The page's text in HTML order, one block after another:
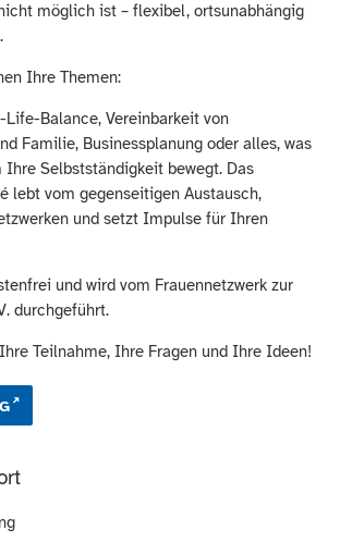
möglich ist – flexibel, ortsunabhängig
Ihre Themen:
Life-Balance, Vereinbarkeit von
Familie, Businessplanung oder alles, was
Selbstständigkeit bewegt. Das
lebt vom gegenseitigen Austausch,
und setzt Impulse für Ihren
und wird vom Frauennetzwerk zur
durchgeführt.
Teilnahme, Ihre Fragen und Ihre Ideen!